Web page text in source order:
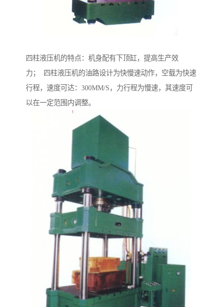
四柱液压机的特点：机身配有下顶缸，提高生产效
力； 四柱液压机的油路设计为快慢速动作，空载为快速
行程，速度可达：300MM/S，力行程为慢速，其速度可
以在一定范围内调整。